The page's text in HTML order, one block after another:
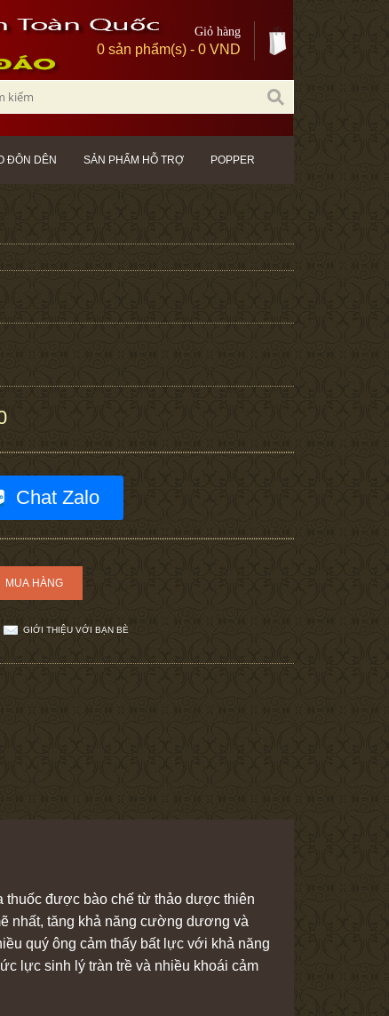
Giỏ hàng
0 sản phẩm(s) - 0 VND
ĐÔN DÊN SẢN PHẨM HỖ TRỢ POPPER
Chat Zalo
GIỚI THIỆU VỚI BẠN BÈ
thuốc được bào chế từ thảo dược thiên
nhất, tăng khả năng cường dương và
quý ông cảm thấy bất lực với khả năng
lực sinh lý tràn trề và nhiều khoái cảm